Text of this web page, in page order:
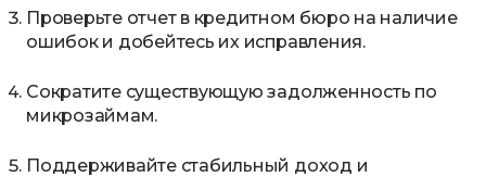
Проверьте отчет в кредитном бюро на наличие
ошибок и добейтесь их исправления.
Сократите существующую задолженность по
микрозаймам.
Поддерживайте стабильный доход и